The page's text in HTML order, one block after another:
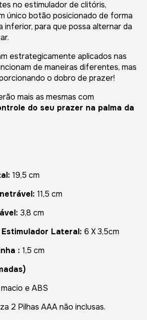
no estimulador de clitóris,
único botão posicionado de forma
inferior, para que possa alternar da
estrategicamente aplicados nas
de maneiras diferentes, mas
o dobro de prazer!
mais as mesmas com
do seu prazer na palma da
19,5 cm
11,5 cm
3,8 cm
Lateral: 6 X 3,5cm
: 1,5 cm
e ABS
2 Pilhas AAA não inclusas.